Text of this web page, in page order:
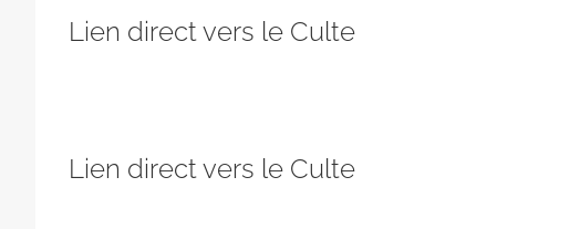
Lien direct vers le Culte
Lien direct vers le Culte